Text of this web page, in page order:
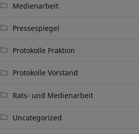
Medienarbeit
Pressespiegel
Protokolle Fraktion
Protokolle Vorstand
Rats- und Medienarbeit
Uncategorized